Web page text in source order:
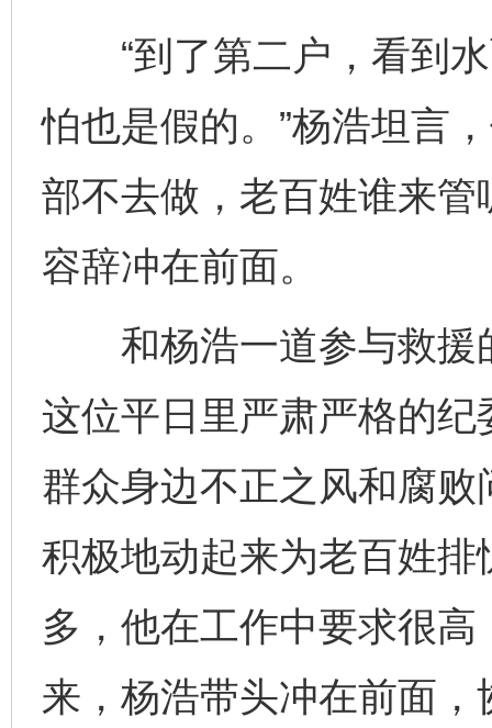
“到了第二户，看到水
怕也是假的。”杨浩坦言
部不去做，老百姓谁来
容辞冲在前面。
和杨浩一道参与救援
这位平日里严肃严格的纪
群众身边不正之风和腐
积极地动起来为老百姓
多，他在工作中要求很
来，杨浩带头冲在前面